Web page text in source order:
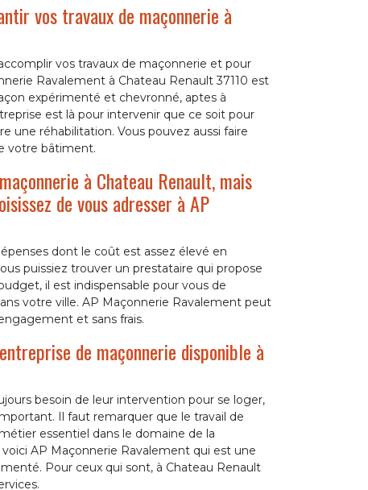
vos travaux de maçonnerie à
vos travaux de maçonnerie et pour
Ravalement à Chateau Renault 37110 est
expérimenté et chevronné, aptes à
est là pour intervenir que ce soit pour
une réhabilitation. Vous pouvez aussi faire
votre bâtiment.
à Chateau Renault, mais
de vous adresser à AP
dont le coût est assez élevé en
puissiez trouver un prestataire qui propose
il est indispensable pour vous de
votre ville. AP Maçonnerie Ravalement peut
et sans frais.
de maçonnerie disponible à
besoin de leur intervention pour se loger,
Il faut remarquer que le travail de
essentiel dans le domaine de la
AP Maçonnerie Ravalement qui est une
Pour ceux qui sont, à Chateau Renault